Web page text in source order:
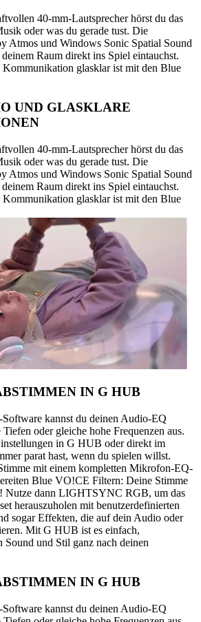
40-mm-Lautsprecher hörst du das
oder was du gerade tust. Die
Atmos und Windows Sonic Spatial Sound
Raum direkt ins Spiel eintauchst.
Kommunikation glasklar ist mit den Blue
UND GLASKLARE
40-mm-Lautsprecher hörst du das
oder was du gerade tust. Die
Atmos und Windows Sonic Spatial Sound
Raum direkt ins Spiel eintauchst.
Kommunikation glasklar ist mit den Blue
IN G HUB
kannst du deinen Audio-EQ
oder gleiche hohe Frequenzen aus.
in G HUB oder direkt im
parat hast, wenn du spielen willst.
mit einem kompletten Mikrofon-EQ-
Blue VO!CE Filtern: Deine Stimme
Nutze dann LIGHTSYNC RGB, um das
herauszuholen mit benutzerdefinierten
sogar Effekten, die auf dein Audio oder
Mit G HUB ist es einfach,
Sound und Stil ganz nach deinen
IN G HUB
kannst du deinen Audio-EQ